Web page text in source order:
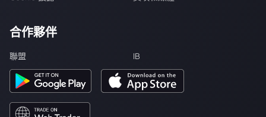
合作夥伴
聯盟 IB